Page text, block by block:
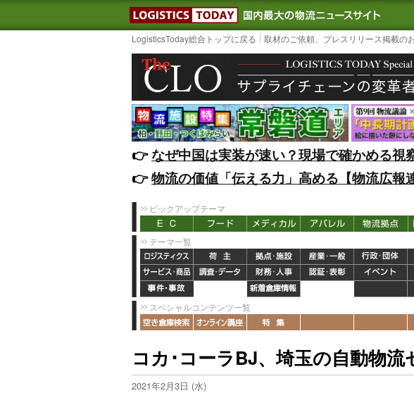
LOGISTICS TODAY｜国内最大の
LogisticsToday総合トップに戻る 取材のご依頼、プレスリリース掲載の
👉️なぜ中国は実装が速い？現場で確かめる視
👉️物流の価値「伝える力」高める【物流広報
ピックアップテーマ
テーマ一覧
スペシャルコンテンツ一覧
コカ･コーラBJ、埼玉の自動物
2021年2月3日 (水)